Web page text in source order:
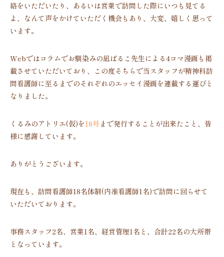
絡をいただいたり、あるいは営業で訪問した際にいつも見てる
よ、なんて声をかけていただく機会もあり、大変、嬉しく思って
います。
Webではコラムでお馴染みの凪ばるこ先生による4コマ漫画も掲
載させていただいており、この度そちらで当スタッフが精神科訪
問看護師に至るまでのそれぞれのエッセイ漫画を連載する運びと
なりました。
くるみのアトリエ(仮)を18号 まで発行することが出来たこと、皆
様に感謝しています。
ありがとうございます。
現在も、訪問看護師18名体制(内准看護師1名)で訪問に回らせて
いただいております。
事務スタッフ2名、営業1名、経営管理1名と、合計22名の大所帯
となっています。